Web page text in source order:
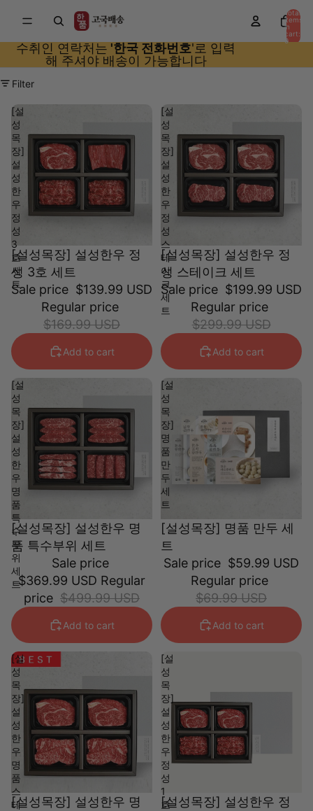
Total
items
in
cart:
0
수취인 연락처는 '한국 전화번호'로 입력
해 주셔야 배송이 가능합니다
Filter
[설
성
목
장]
설
성
한
우
정
성
3
호
세
트
[설성목장] 설성한우 정
성 3호 세트
Sale price $139.99 USD
Regular price
$169.99 USD
Add to cart
[설
성
목
장]
설
성
한
우
정
성
스
테
이
크
세
트
[설성목장] 설성한우 정
성 스테이크 세트
Sale price $199.99 USD
Regular price
$299.99 USD
Add to cart
[설
성
목
장]
설
성
한
우
명
품
특
수
부
위
세
트
[설성목장] 설성한우 명
품 특수부위 세트
Sale price
$369.99 USD Regular
price $499.99 USD
Add to cart
[설
성
목
장]
명
품
만
두
세
트
[설성목장] 명품 만두 세
트
Sale price $59.99 USD
Regular price
$69.99 USD
Add to cart
[설
성
목
장]
설
성
한
우
명
품
스
테
[설성목장] 설성한우 명
[설
성
목
장]
설
성
한
우
정
성
1
호
[설성목장] 설성한우 정